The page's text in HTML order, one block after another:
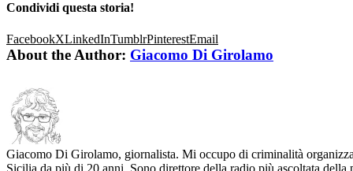
Condividi questa storia!
FacebookXLinkedInTumblrPinterestEmail
About the Author: Giacomo Di Girolamo
Giacomo Di Girolamo, giornalista. Mi occupo di criminalità
Sicilia da più di 20 anni. Sono direttore della radio più ascoltata della